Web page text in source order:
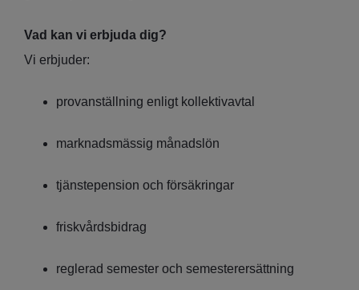
Vad kan vi erbjuda dig?
Vi erbjuder:
provanställning enligt kollektivavtal
marknadsmässig månadslön
tjänstepension och försäkringar
friskvårdsbidrag
reglerad semester och semesterersättning